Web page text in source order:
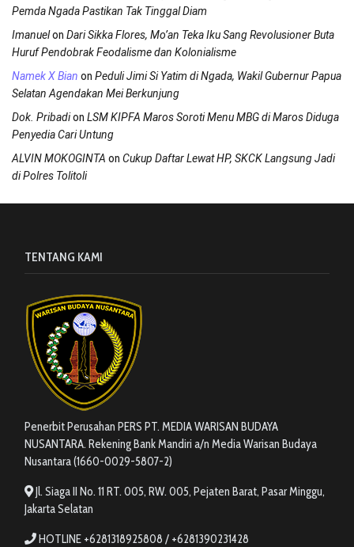
Pemda Ngada Pastikan Tak Tinggal Diam
Imanuelon Dari Sikka Flores, Mo’an Teka Iku Sang Revolusioner Buta
Huruf Pendobrak Feodalisme dan Kolonialisme
Namek X Bian on Peduli Jimi Si Yatim di Ngada, Wakil Gubernur Papua
Selatan Agendakan Mei Berkunjung
Dok. Pribadion LSM KIPFA Maros Soroti Menu MBG di Maros Diduga
Penyedia Cari Untung
ALVIN MOKOGINTA on Cukup Daftar Lewat HP, SKCK Langsung Jadi
di Polres Tolitoli
TENTANG KAMI
Penerbit Perusahan PERS PT. MEDIA WARISAN BUDAYA
NUSANTARA. Rekening Bank Mandiri a/n Media Warisan Budaya
Nusantara (1660-0029-5807-2)
Jl. Siaga II No. 11 RT. 005, RW. 005, Pejaten Barat, Pasar Minggu,
Jakarta Selatan
HOTLINE +6281318925808 / +6281390231428